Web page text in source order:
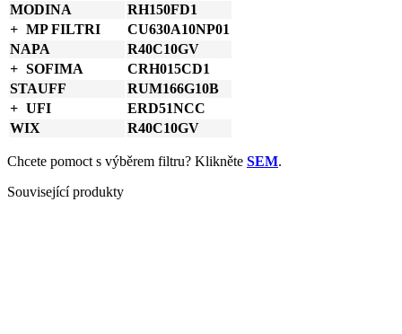
MODINA
RH150FD1
MP FILTRI
CU630A10NP01
NAPA
R40C10GV
SOFIMA
CRH015CD1
STAUFF
RUM166G10B
UFI
ERD51NCC
WIX
R40C10GV
Chcete pomoct s výběrem filtru? Klikněte SEM.
Související produkty